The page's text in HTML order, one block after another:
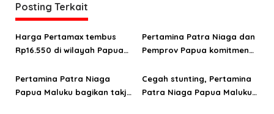
s
i
p
s
Posting Terkait
Harga Pertamax tembus
Rp16.550 di wilayah Papua
Pertalite tetap
Pertamina Patra Niaga dan
Pemprov Papua komitmen
energi selama Ramadan
hingga Idul Fitri
Pertamina Patra Niaga
Papua Maluku bagikan takjil
Cegah stunting, Pertamina
Patra Niaga Papua Maluku